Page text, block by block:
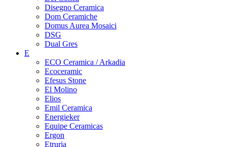
Disegno Ceramica
Dom Ceramiche
Domus Aurea Mosaici
DSG
Dual Gres
E
ECO Ceramica / Arkadia
Ecoceramic
Efesus Stone
El Molino
Elios
Emil Ceramica
Energieker
Equipe Ceramicas
Ergon
Etruria